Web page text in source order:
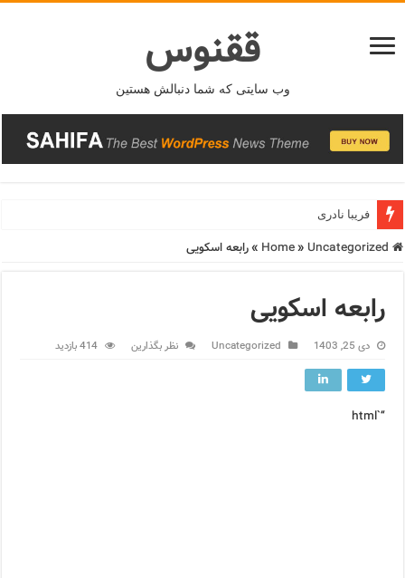
ققنوس
وب سایتی که شما دنبالش هستین
فریبا نادری
فریدونشهر
» Uncategorized
»رابعه اسکویی
رابعه اسکویی
دی 25, 1403 Uncategorized نظر بگذارین 414 بازدید
“`html